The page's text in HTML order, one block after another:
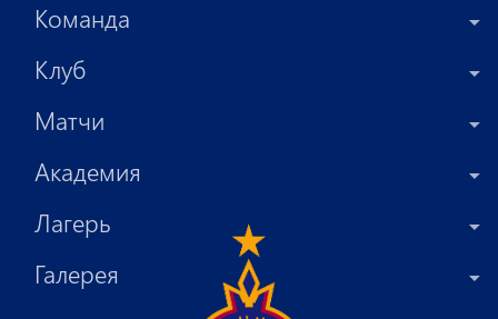
Команда
Клуб
Матчи
Академия
Лагерь
Галерея